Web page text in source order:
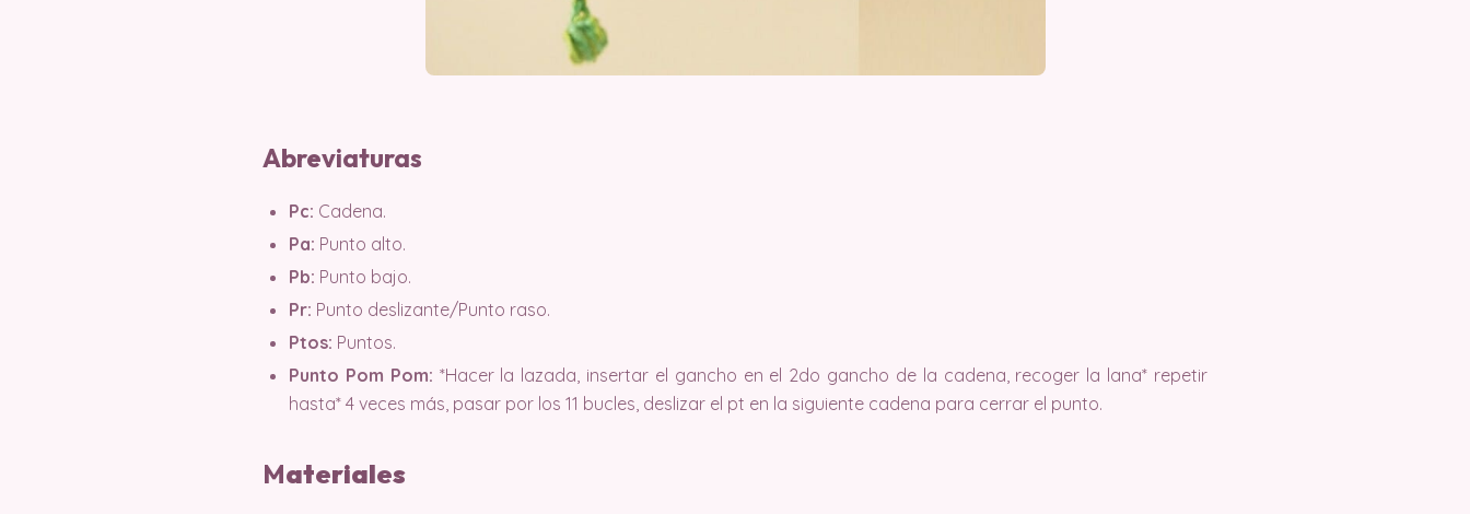
Abreviaturas
Pc: Cadena.
Pa: Punto alto.
Pb: Punto bajo.
Pr: Punto deslizante/Punto raso.
Ptos: Puntos.
Punto Pom Pom: *Hacer la lazada, insertar el gancho en el 2do gancho de la cadena, recoger la lana* repetir
hasta* 4 veces más, pasar por los 11 bucles, deslizar el pt en la siguiente cadena para cerrar el punto.
Materiales